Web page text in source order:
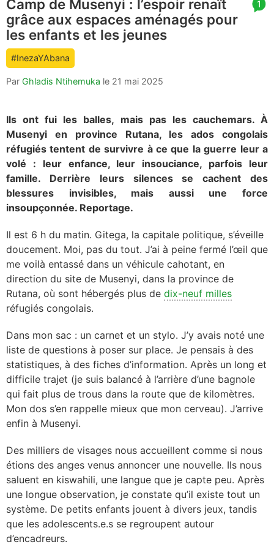
article
comment
count
is:
1
Camp de Musenyi : l’espoir renaît
grâce aux espaces aménagés pour
les enfants et les jeunes
#InezaYAbana
Par Ghladis Ntihemuka le 21 mai 2025
Ils ont fui les balles, mais pas les cauchemars. À
Musenyi en province Rutana, les ados congolais
réfugiés tentent de survivre à ce que la guerre leur a
volé : leur enfance, leur insouciance, parfois leur
famille. Derrière leurs silences se cachent des
blessures invisibles, mais aussi une force
insoupçonnée. Reportage.
Il est 6 h du matin. Gitega, la capitale politique, s’éveille
doucement. Moi, pas du tout. J’ai à peine fermé l’œil que
me voilà entassé dans un véhicule cahotant, en
direction du site de Musenyi, dans la province de
Rutana, où sont hébergés plus de dix-neuf milles
réfugiés congolais.
Dans mon sac : un carnet et un stylo. J’y avais noté une
liste de questions à poser sur place. Je pensais à des
statistiques, à des fiches d’information. Après un long et
difficile trajet (je suis balancé à l’arrière d’une bagnole
qui fait plus de trous dans la route que de kilomètres.
Mon dos s’en rappelle mieux que mon cerveau). J’arrive
enfin à Musenyi.
Des milliers de visages nous accueillent comme si nous
étions des anges venus annoncer une nouvelle. Ils nous
saluent en kiswahili, une langue que je capte peu. Après
une longue observation, je constate qu’il existe tout un
système. De petits enfants jouent à divers jeux, tandis
que les adolescents.e.s se regroupent autour
d’encadreurs.